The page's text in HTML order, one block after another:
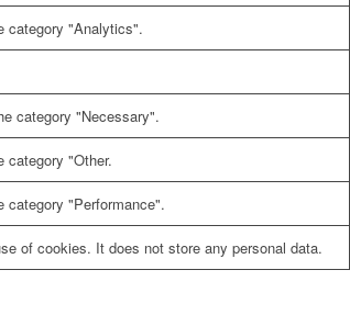
category "Analytics".
category "Necessary".
category "Other.
"Performance".
of cookies. It does not store any personal data.